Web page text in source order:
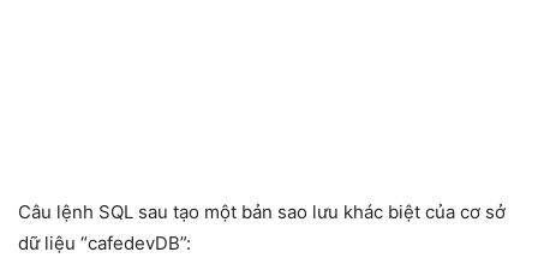
Câu lệnh SQL sau tạo một bản sao lưu khác biệt của cơ sở
dữ liệu “cafedevDB”: